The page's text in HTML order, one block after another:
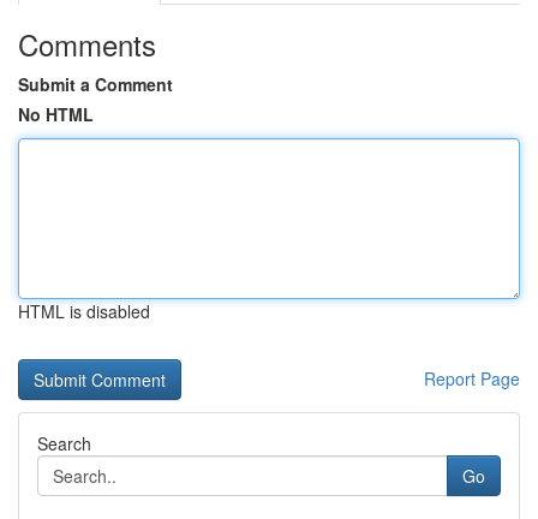
Comments
Submit a Comment
No HTML
HTML is disabled
Report Page
Search
Go